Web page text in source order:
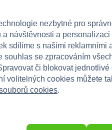
nezbytné pro
návštěvnosti a personalizaci
sdílíme s našimi reklamními
souhlas se zpracováním
či blokovat
volitelných cookies můžete
cookies.